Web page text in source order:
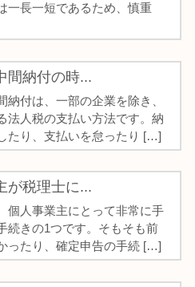
一長一短であるため、慎重
間納付の時...
納付は、一部の企業を除き、
法人税の支払い方法です。納
たり、支払いを怠ったり […]
が税理士に...
個人事業主にとって非常に手
続きの1つです。そもそも前
ったり、確定申告の手続 […]